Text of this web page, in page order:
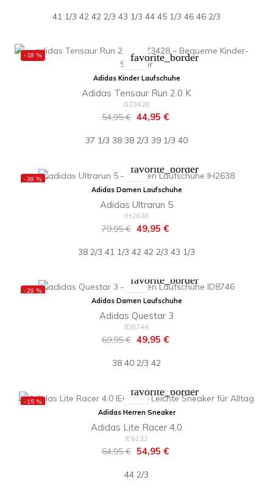
41 1/3 42 42 2/3 43 1/3 44 45 1/3 46 46 2/3
-18 % favorite_border
Adidas Kinder Laufschuhe
Adidas Tensaur Run 2.0 K
GZ3428
Regulärer
54,95 € Preis
44,95 €
37 1/3 38 38 2/3 39 1/3 40
-38 %
favorite_border
Adidas Damen Laufschuhe
Adidas Ultrarun 5
IH2638
Regulärer
79,95 € Preis
49,95 €
38 2/3 41 1/3 42 42 2/3 43 1/3
-29 %
favorite_border
Adidas Damen Laufschuhe
Adidas Questar 3
ID8746
Regulärer
69,95 € Preis
49,95 €
38 40 2/3 42
-15 %
favorite_border
Adidas Herren Sneaker
Adidas Lite Racer 4.0
IE6132
Regulärer
64,95 € Preis
54,95 €
44 2/3